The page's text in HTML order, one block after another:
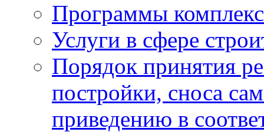
Программы
Услуги в сфере
Порядок принятия
постройки, сноса
приведению в